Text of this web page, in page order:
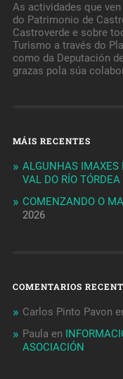
As actividades que
do Patrimonio de
Castroverde e sobre
Turismo a través do
como da Deputación
grazas pola súa
MÁIS RECENTES
ALGUNHAS IMAXES
VAL DO RÍO TÓRDEA
COMENZANDO O
2026
COMENTARIOS
Carlos Pinto Pavon
Paula en
ASOCIACIÓN